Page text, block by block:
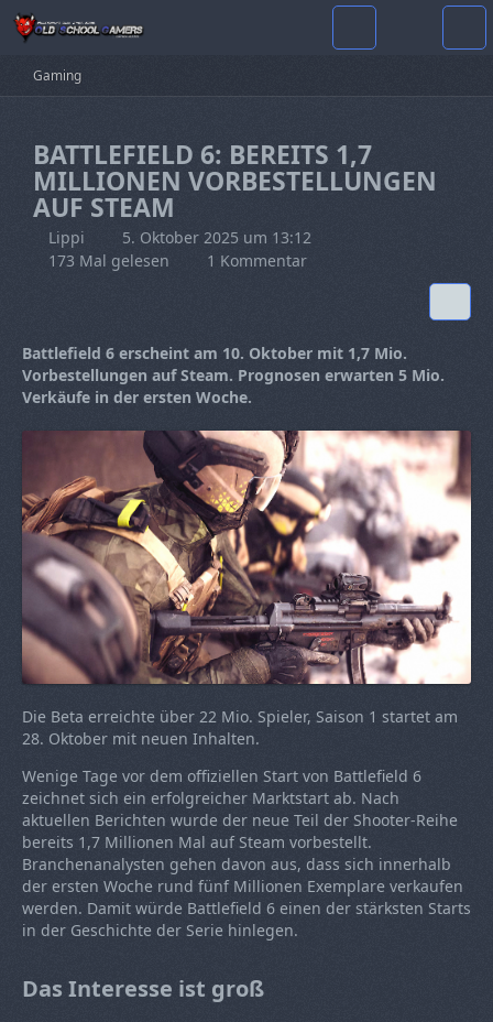
Gaming
BATTLEFIELD 6: BEREITS 1,7
MILLIONEN VORBESTELLUNGEN
AUF STEAM
Lippi
5. Oktober 2025 um 13:12
173 Mal gelesen
1 Kommentar
Battlefield 6 erscheint am 10. Oktober mit 1,7 Mio.
Vorbestellungen auf Steam. Prognosen erwarten 5 Mio.
Verkäufe in der ersten Woche.
Die Beta erreichte über 22 Mio. Spieler, Saison 1 startet am
28. Oktober mit neuen Inhalten.
Wenige Tage vor dem offiziellen Start von Battlefield 6
zeichnet sich ein erfolgreicher Marktstart ab. Nach
aktuellen Berichten wurde der neue Teil der Shooter-Reihe
bereits 1,7 Millionen Mal auf Steam vorbestellt.
Branchenanalysten gehen davon aus, dass sich innerhalb
der ersten Woche rund fünf Millionen Exemplare verkaufen
werden. Damit würde Battlefield 6 einen der stärksten Starts
in der Geschichte der Serie hinlegen.
Das Interesse ist groß